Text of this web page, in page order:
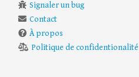
Signaler un bug
Contact
À propos
Politique de confidentionalité